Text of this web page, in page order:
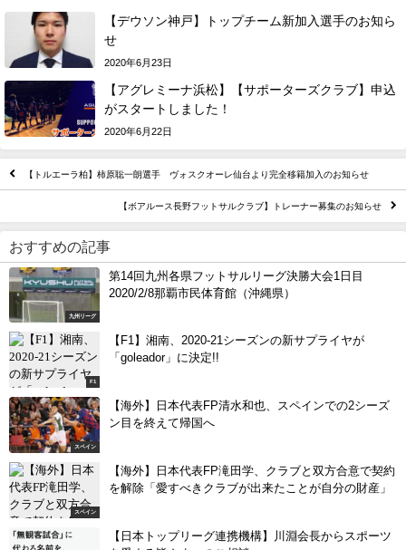
【デウソン神戸】トップチーム新加入選手のお知ら
せ
2020年6月23日
【アグレミーナ浜松】【サポーターズクラブ】申込
がスタートしました！
2020年6月22日
【トルエーラ柏】柿原聡一朗選手 ヴォスクオーレ仙台より完全移籍加入のお知らせ
【ボアルース長野フットサルクラブ】トレーナー募集のお知らせ
おすすめの記事
九州リーグ
第14回九州各県フットサルリーグ決勝大会1日目
2020/2/8那覇市民体育館（沖縄県）
F1
【F1】湘南、2020-21シーズンの新サプライヤが
「goleador」に決定!!
スペイン
【海外】日本代表FP清水和也、スペインでの2シーズ
ン目を終えて帰国へ
スペイン
【海外】日本代表FP滝田学、クラブと双方合意で契約
を解除「愛すべきクラブが出来たことが自分の財産」
【日本トップリーグ連携機構】川淵会長からスポーツ